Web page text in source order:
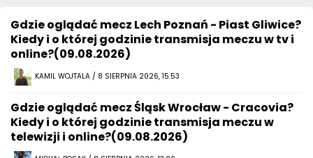
Gdzie oglądać mecz Lech Poznań - Piast Gliwice?
Kiedy i o której godzinie transmisja meczu w tv i
online?(09.08.2026)
KAMIL WOJTALA / 8 SIERPNIA 2026, 15:53
Gdzie oglądać mecz Śląsk Wrocław - Cracovia?
Kiedy i o której godzinie transmisja meczu w
telewizji i online?(09.08.2026)